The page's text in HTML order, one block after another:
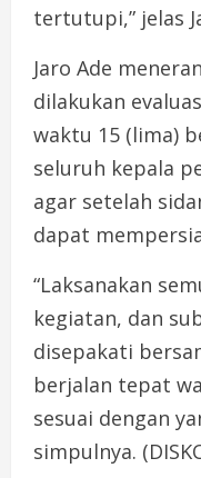
tertutupi,” jelas
Jaro Ade
dilakukan
waktu 15 (lima)
seluruh kepala
agar setelah
dapat
“Laksanakan
kegiatan, dan
disepakati
berjalan tepat
sesuai dengan
simpulnya.